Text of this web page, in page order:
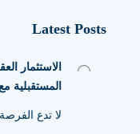
Latest Posts
المستقبلية
لا تدع